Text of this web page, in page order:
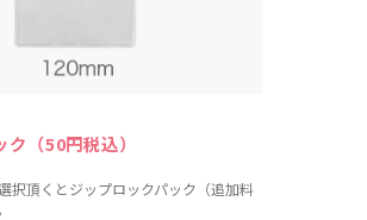
（50円税込）
択頂くとジップロックパック（追加料